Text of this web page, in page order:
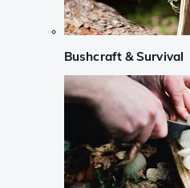
Bushcraft & Survival